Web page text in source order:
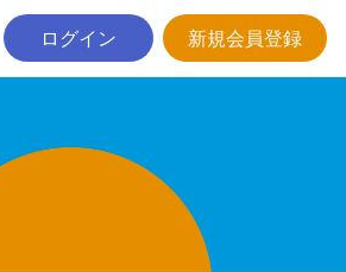
ログイン 新規会員登録